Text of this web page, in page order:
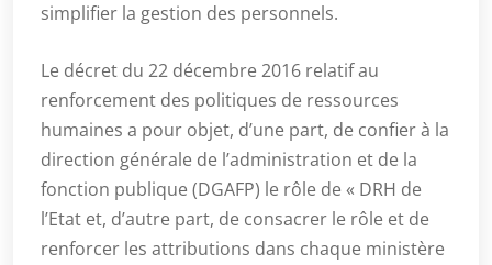
simplifier la gestion des personnels.
Le décret du 22 décembre 2016 relatif au
renforcement des politiques de ressources
humaines a pour objet, d’une part, de confier à la
direction générale de l’administration et de la
fonction publique (DGAFP) le rôle de « DRH de
l’Etat et, d’autre part, de consacrer le rôle et de
renforcer les attributions dans chaque ministère